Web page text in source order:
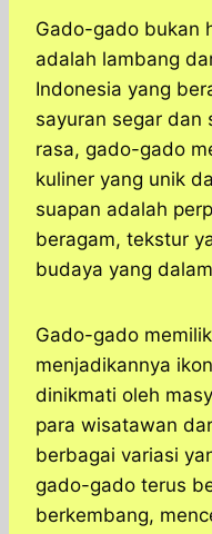
Gado-gado bukan
adalah lambang
Indonesia yang
sayuran segar dan
rasa, gado-gado
kuliner yang unik
suapan adalah
beragam, tekstur
budaya yang
Gado-gado
menjadikannya
dinikmati oleh
para wisatawan
berbagai variasi
gado-gado terus
berkembang,